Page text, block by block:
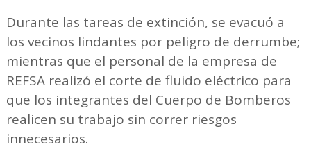
Durante las tareas de extinción, se evacuó a
los vecinos lindantes por peligro de derrumbe;
mientras que el personal de la empresa de
REFSA realizó el corte de fluido eléctrico para
que los integrantes del Cuerpo de Bomberos
realicen su trabajo sin correr riesgos
innecesarios.